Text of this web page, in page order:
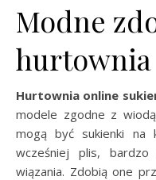
Modne
Hurtownia online
modele zgodne z
mogą być sukienki na
wcześniej plis,
wiązania. Zdobią one